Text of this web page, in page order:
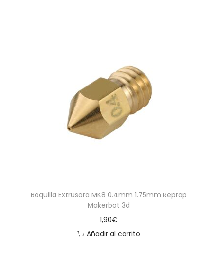
Boquilla Extrusora MK8 0.4mm 1.75mm Reprap
Makerbot 3d
1,90€
Añadir al carrito